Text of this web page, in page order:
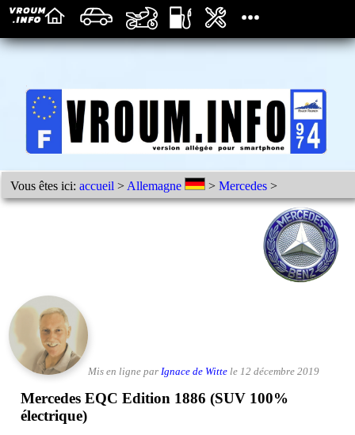
Vous êtes ici:accueil > Allemagne >Mercedes >
Mis en ligne par Ignace de Witte le 12 décembre 2019
Mercedes EQC Edition 1886 (SUV 100%
électrique)